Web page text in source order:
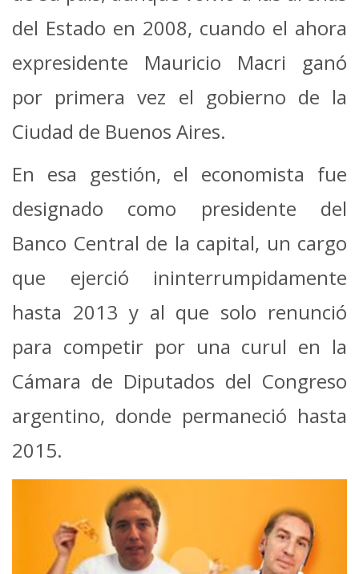
del Estado en 2008, cuando el ahora
expresidente Mauricio Macri ganó
por primera vez el gobierno de la
Ciudad de Buenos Aires.
En esa gestión, el economista fue
designado como presidente del
Banco Central de la capital, un cargo
que ejerció ininterrumpidamente
hasta 2013 y al que solo renunció
para competir por una curul en la
Cámara de Diputados del Congreso
argentino, donde permaneció hasta
2015.